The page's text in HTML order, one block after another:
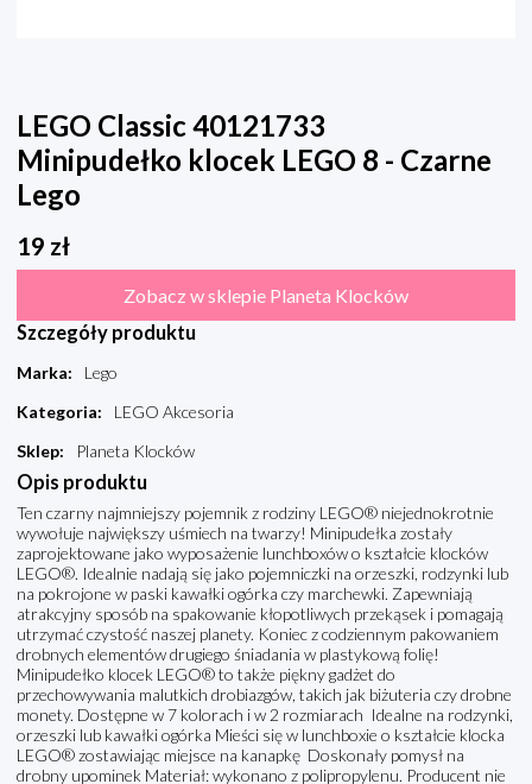
LEGO Classic 40121733
Minipudełko klocek LEGO 8 - Czarne
Lego
19 zł
Zobacz w sklepie Planeta Klocków
Szczegóły produktu
Marka:
Lego
Kategoria:
LEGO Akcesoria
Sklep: Planeta Klocków
Opis produktu
Ten czarny najmniejszy pojemnik z rodziny LEGO® niejednokrotnie
wywołuje największy uśmiech na twarzy! Minipudełka zostały
zaprojektowane jako wyposażenie lunchboxów o kształcie klocków
LEGO®. Idealnie nadają się jako pojemniczki na orzeszki, rodzynki lub
na pokrojone w paski kawałki ogórka czy marchewki. Zapewniają
atrakcyjny sposób na spakowanie kłopotliwych przekąsek i pomagają
utrzymać czystość naszej planety. Koniec z codziennym pakowaniem
drobnych elementów drugiego śniadania w plastykową folię!
Minipudełko klocek LEGO® to także piękny gadżet do
przechowywania malutkich drobiazgów, takich jak biżuteria czy drobne
monety. Dostępne w 7 kolorach i w 2 rozmiarach Idealne na rodzynki,
orzeszki lub kawałki ogórka Mieści się w lunchboxie o kształcie klocka
LEGO® zostawiając miejsce na kanapkę Doskonały pomysł na
drobny upominek Materiał: wykonano z polipropylenu. Producent nie